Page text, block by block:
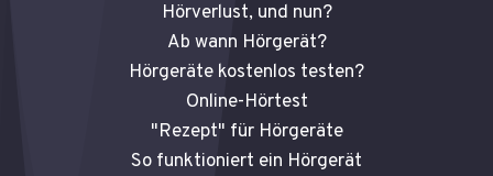
Hörverlust, und nun?
Ab wann Hörgerät?
Hörgeräte kostenlos testen?
Online-Hörtest
"Rezept" für Hörgeräte
So funktioniert ein Hörgerät